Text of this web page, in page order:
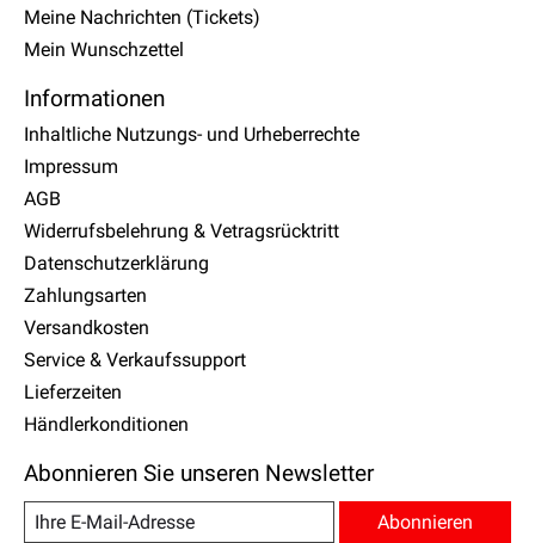
Meine Nachrichten (Tickets)
Mein Wunschzettel
Informationen
Inhaltliche Nutzungs- und Urheberrechte
Impressum
AGB
Widerrufsbelehrung & Vetragsrücktritt
Datenschutzerklärung
Zahlungsarten
Versandkosten
Service & Verkaufssupport
Lieferzeiten
Händlerkonditionen
Abonnieren Sie unseren Newsletter
Abonnieren